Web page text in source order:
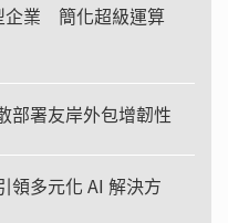
企業 簡化超級運算
署友岸外包增韌性
領多元化 AI 解決方